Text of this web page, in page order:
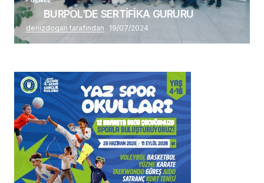
BURPOL’DE SERTİFİKA GURURU
denizdogan tarafından 19/07/2024